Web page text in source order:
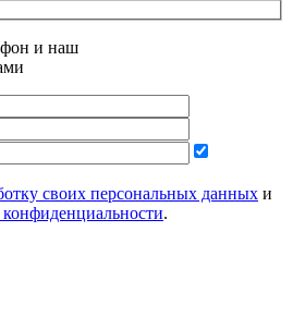
и наш
своих персональных данных и
.